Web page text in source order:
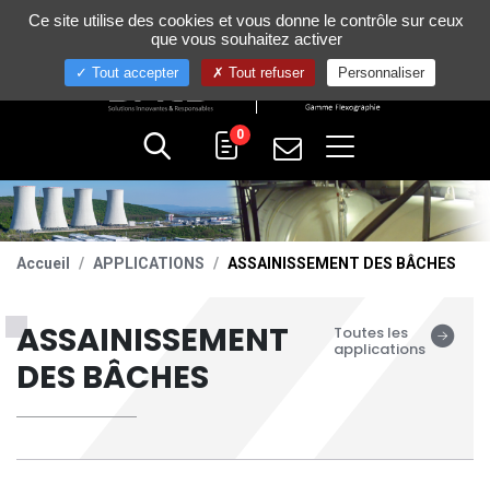
+33 (0)4 75 58 80 10
0
Accueil APPLICATIONS ASSAINISSEMENT DES BÂCHES
ASSAINISSEMENT
DES BÂCHES
Toutes les
applications
Gestion de vos préférences sur les cookies
Ce site utilise des cookies et vous donne le contrôle sur ceux
que vous souhaitez activer
Tout accepter Tout refuser Personnaliser